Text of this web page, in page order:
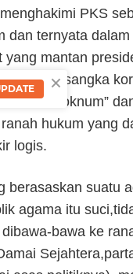
PKS
dan ternyata dalam
mantan
tersangka
antara “oknum”
hukum yang
logis.
berasaskan suatu
agama itu
bawa ke
×